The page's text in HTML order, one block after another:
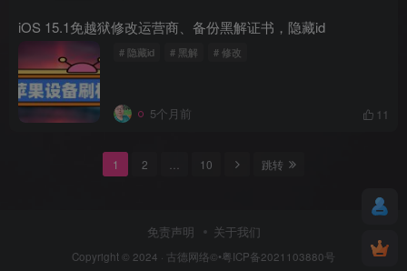
iOS 15.1免越狱修改运营商、备份黑解证书，隐藏id
# 隐藏id # 黑解 # 修改
5个月前 11
1 2 10 跳转
免责声明 关于我们
Copyright © 2024 · 古德网络©•粤ICP备2021103880号